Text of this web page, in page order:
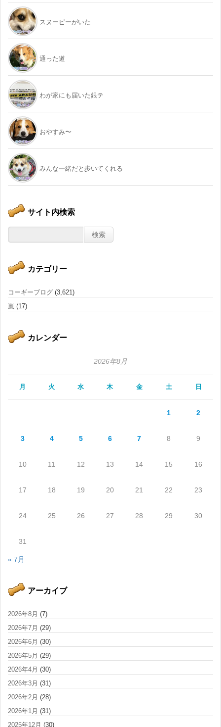
スヌーピーがいた
通った道
わが家にも届いた銀テ
おやすみ〜
みんな一緒だと歩いてくれる
サイト内検索
カテゴリー
コーギーブログ (3,621)
嵐 (17)
カレンダー
2026年8月
月 火 水 木 金 土 日
1 2
3 4 5 6 7 8 9
10 11 12 13 14 15 16
17 18 19 20 21 22 23
24 25 26 27 28 29 30
31
« 7月
アーカイブ
2026年8月 (7)
2026年7月 (29)
2026年6月 (30)
2026年5月 (29)
2026年4月 (30)
2026年3月 (31)
2026年2月 (28)
2026年1月 (31)
2025年12月 (30)